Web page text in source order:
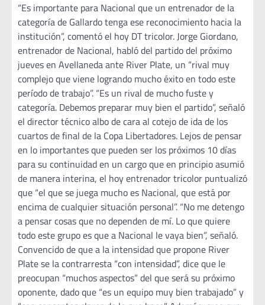
“Es importante para Nacional que un entrenador de la
categoría de Gallardo tenga ese reconocimiento hacia la
institución”, comentó el hoy DT tricolor. Jorge Giordano,
entrenador de Nacional, habló del partido del próximo
jueves en Avellaneda ante River Plate, un “rival muy
complejo que viene logrando mucho éxito en todo este
período de trabajo”. “Es un rival de mucho fuste y
categoría. Debemos preparar muy bien el partido”, señaló
el director técnico albo de cara al cotejo de ida de los
cuartos de final de la Copa Libertadores. Lejos de pensar
en lo importantes que pueden ser los próximos 10 días
para su continuidad en un cargo que en principio asumió
de manera interina, el hoy entrenador tricolor puntualizó
que “el que se juega mucho es Nacional, que está por
encima de cualquier situación personal”. “No me detengo
a pensar cosas que no dependen de mí. Lo que quiere
todo este grupo es que a Nacional le vaya bien”, señaló.
Convencido de que a la intensidad que propone River
Plate se la contrarresta “con intensidad”, dice que le
preocupan “muchos aspectos” del que será su próximo
oponente, dado que “es un equipo muy bien trabajado” y